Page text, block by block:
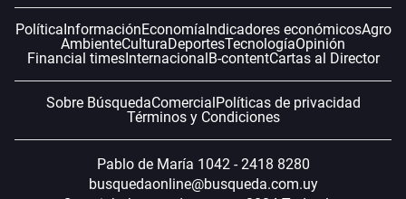
PolíticaInformaciónEconomíaIndicadores económicosAgro
AmbienteCulturaDeportesTecnologíaOpinión
Financial timesInternacionalB-contentCartas al Director
Sobre BúsquedaComercialPolíticas de privacidad
Términos y Condiciones
Pablo de María 1042 - 2418 8280
busquedaonline@busqueda.com.uy